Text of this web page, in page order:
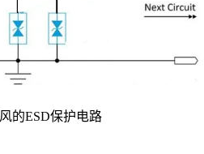
的ESD保护电路